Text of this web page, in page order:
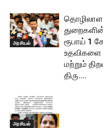
அரசியல்
ரூபாய் 1
உதவிகளை
மற்றும்
திரு....
அரசியல்